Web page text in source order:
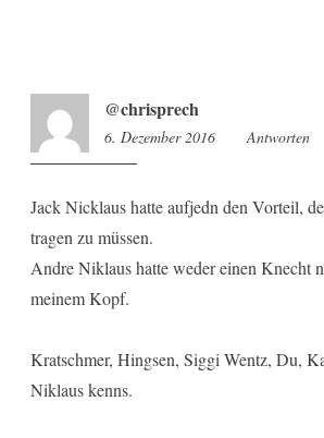
@chrisprech
6. Dezember 2016 9:52
Antworten
Jack Nicklaus hatte aufjedn den Vorteil,
tragen zu müssen.
Andre Niklaus hatte weder einen Knecht
meinem Kopf.
Kratschmer, Hingsen, Siggi Wentz, Du,
Niklaus kenns.